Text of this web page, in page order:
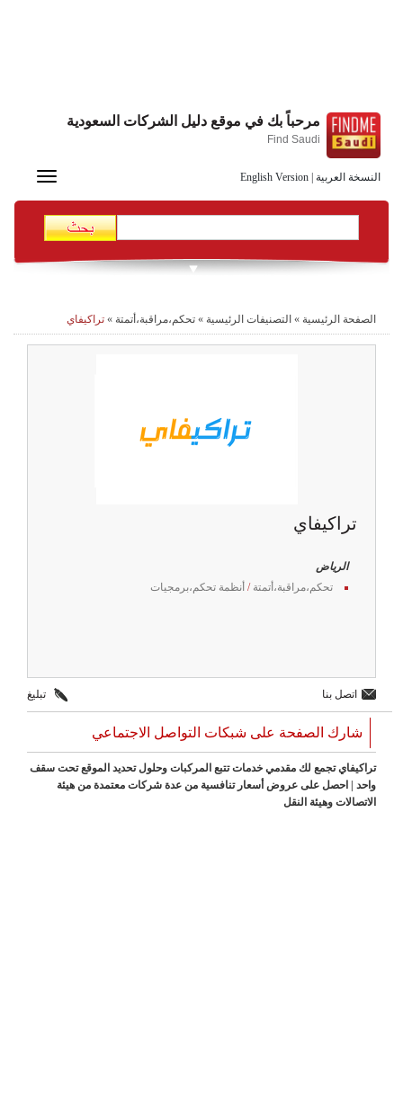
النسخة العربية English Version
مرحباً بك في موقع دليل الشركات السعودية
Find Saudi
Toggle
الصفحة الرئيسية » التصنيفات الرئيسية » تحكم،مراقبة،أتمتة » تراكيفاي
تراكيفاي
الرياض
تحكم،مراقبة،أتمتة / أنظمة تحكم،برمجيات
اتصل بنا تبليغ
شارك الصفحة على شبكات التواصل الاجتماعي
تراكيفاي تجمع لك مقدمي خدمات تتبع المركبات وحلول تحديد الموقع تحت سقف
واحد | احصل على عروض أسعار تنافسية من عدة شركات معتمدة من هيئة
الاتصالات وهيئة النقل